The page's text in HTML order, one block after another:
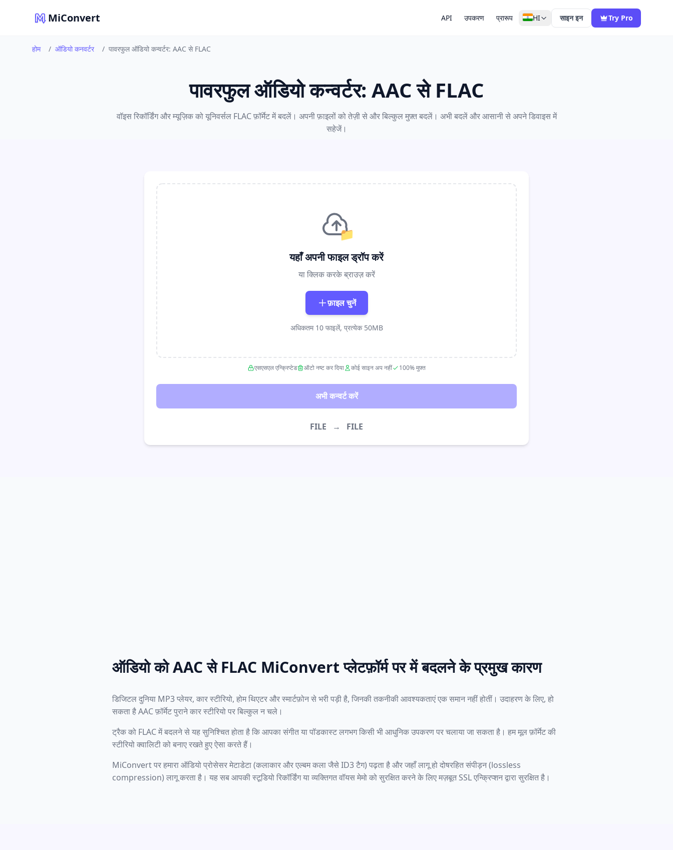
MiConvert API उपकरण प्रारूप HI साइन इन Try Pro
होम / ऑडियो कनवर्टर / पावरफुल ऑडियो कन्वर्टर: AAC से FLAC
पावरफुल ऑडियो कन्वर्टर: AAC से FLAC
वॉइस रिकॉर्डिंग और म्यूज़िक को यूनिवर्सल FLAC फ़ॉर्मेट में बदलें। अपनी फ़ाइलों को तेज़ी से और बिल्कुल मुफ़्त बदलें। अभी बदलें और आसानी से अपने डिवाइस में
सहेजें।
📁
यहाँ अपनी फाइल ड्रॉप करें
या क्लिक करके ब्राउज़ करें
फ़ाइल चुनें
अधिकतम 10 फाइलें, प्रत्येक 50MB
एसएसएल एन्क्रिप्टेड ऑटो नष्ट कर दिया कोई साइन अप नहीं 100% मुफ़्त
अभी कन्वर्ट करें
FILE → FILE
ऑडियो को AAC से FLAC MiConvert प्लेटफ़ॉर्म पर में बदलने के प्रमुख कारण
डिजिटल दुनिया MP3 प्लेयर, कार स्टीरियो, होम थिएटर और स्मार्टफ़ोन से भरी पड़ी है, जिनकी तकनीकी आवश्यकताएं एक समान नहीं होतीं। उदाहरण के लिए, हो
सकता है AAC फ़ॉर्मेट पुराने कार स्टीरियो पर बिल्कुल न चले।
ट्रैक को FLAC में बदलने से यह सुनिश्चित होता है कि आपका संगीत या पॉडकास्ट लगभग किसी भी आधुनिक उपकरण पर चलाया जा सकता है। हम मूल फ़ॉर्मेट की
स्टीरियो क्वालिटी को बनाए रखते हुए ऐसा करते हैं।
MiConvert पर हमारा ऑडियो प्रोसेसर मेटाडेटा (कलाकार और एल्बम कला जैसे ID3 टैग) पढ़ता है और जहाँ लागू हो दोषरहित संपीड़न (lossless
compression) लागू करता है। यह सब आपकी स्टूडियो रिकॉर्डिंग या व्यक्तिगत वॉयस मेमो को सुरक्षित करने के लिए मज़बूत SSL एन्क्रिप्शन द्वारा सुरक्षित है।